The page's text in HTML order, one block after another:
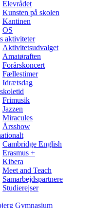
Elevrådet
Kunsten på skolen
Kantinen
OS
aktiviteter
Aktivitetsudvalget
Amatøraften
Forårskoncert
Fællestimer
Idrætsdag
Frimusik
Jazzen
Miracules
Årsshow
Cambridge English
Erasmus +
Kibera
Meet and Teach
Samarbejdspartnere
Studierejser
Gymnasium